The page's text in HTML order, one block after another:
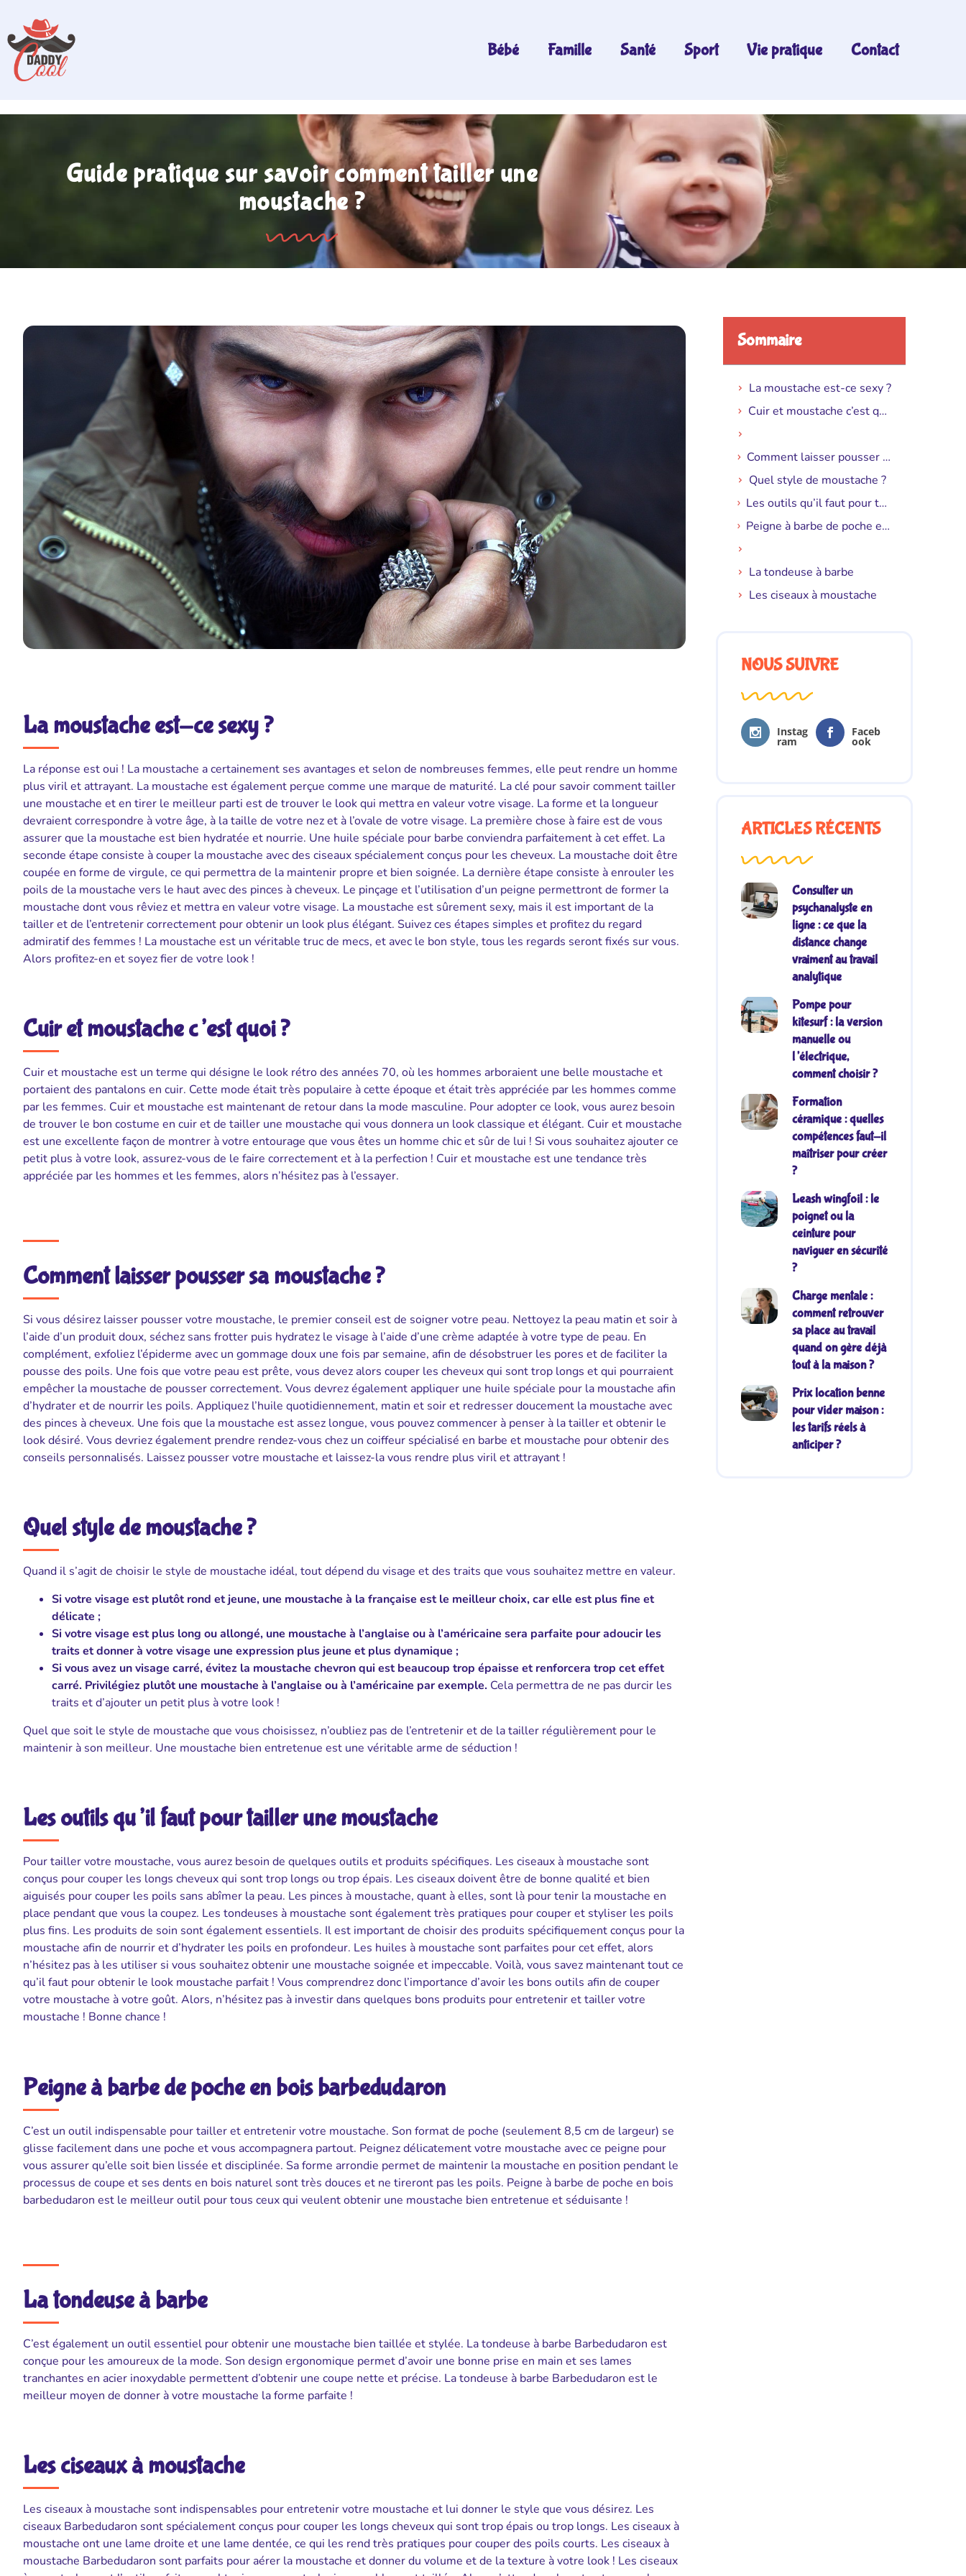
Bébé Famille Santé Sport Vie pratique Contact
Guide pratique sur savoir comment tailler une
moustache ?
La moustache est-ce sexy ?
La réponse est oui ! La moustache a certainement ses avantages et selon de nombreuses femmes, elle peut rendre un homme
plus viril et attrayant. La moustache est également perçue comme une marque de maturité. La clé pour savoir comment tailler
une moustache et en tirer le meilleur parti est de trouver le look qui mettra en valeur votre visage. La forme et la longueur
devraient correspondre à votre âge, à la taille de votre nez et à l’ovale de votre visage. La première chose à faire est de vous
assurer que la moustache est bien hydratée et nourrie. Une huile spéciale pour barbe conviendra parfaitement à cet effet. La
seconde étape consiste à couper la moustache avec des ciseaux spécialement conçus pour les cheveux. La moustache doit être
coupée en forme de virgule, ce qui permettra de la maintenir propre et bien soignée. La dernière étape consiste à enrouler les
poils de la moustache vers le haut avec des pinces à cheveux. Le pinçage et l’utilisation d’un peigne permettront de former la
moustache dont vous rêviez et mettra en valeur votre visage. La moustache est sûrement sexy, mais il est important de la
tailler et de l’entretenir correctement pour obtenir un look plus élégant. Suivez ces étapes simples et profitez du regard
admiratif des femmes ! La moustache est un véritable truc de mecs, et avec le bon style, tous les regards seront fixés sur vous.
Alors profitez-en et soyez fier de votre look !
Cuir et moustache c’est quoi ?
Cuir et moustache est un terme qui désigne le look rétro des années 70, où les hommes arboraient une belle moustache et
portaient des pantalons en cuir. Cette mode était très populaire à cette époque et était très appréciée par les hommes comme
par les femmes. Cuir et moustache est maintenant de retour dans la mode masculine. Pour adopter ce look, vous aurez besoin
de trouver le bon costume en cuir et de tailler une moustache qui vous donnera un look classique et élégant. Cuir et moustache
est une excellente façon de montrer à votre entourage que vous êtes un homme chic et sûr de lui ! Si vous souhaitez ajouter ce
petit plus à votre look, assurez-vous de le faire correctement et à la perfection ! Cuir et moustache est une tendance très
appréciée par les hommes et les femmes, alors n’hésitez pas à l’essayer.
Comment laisser pousser sa moustache ?
Si vous désirez laisser pousser votre moustache, le premier conseil est de soigner votre peau. Nettoyez la peau matin et soir à
l’aide d’un produit doux, séchez sans frotter puis hydratez le visage à l’aide d’une crème adaptée à votre type de peau. En
complément, exfoliez l’épiderme avec un gommage doux une fois par semaine, afin de désobstruer les pores et de faciliter la
pousse des poils. Une fois que votre peau est prête, vous devez alors couper les cheveux qui sont trop longs et qui pourraient
empêcher la moustache de pousser correctement. Vous devrez également appliquer une huile spéciale pour la moustache afin
d’hydrater et de nourrir les poils. Appliquez l’huile quotidiennement, matin et soir et redresser doucement la moustache avec
des pinces à cheveux. Une fois que la moustache est assez longue, vous pouvez commencer à penser à la tailler et obtenir le
look désiré. Vous devriez également prendre rendez-vous chez un coiffeur spécialisé en barbe et moustache pour obtenir des
conseils personnalisés. Laissez pousser votre moustache et laissez-la vous rendre plus viril et attrayant !
Quel style de moustache ?
Quand il s’agit de choisir le style de moustache idéal, tout dépend du visage et des traits que vous souhaitez mettre en valeur.
Si votre visage est plutôt rond et jeune, une moustache à la française est le meilleur choix, car elle est plus fine et
délicate ;
Si votre visage est plus long ou allongé, une moustache à l’anglaise ou à l’américaine sera parfaite pour adoucir les
traits et donner à votre visage une expression plus jeune et plus dynamique ;
Si vous avez un visage carré, évitez la moustache chevron qui est beaucoup trop épaisse et renforcera trop cet effet
carré. Privilégiez plutôt une moustache à l’anglaise ou à l’américaine par exemple. Cela permettra de ne pas durcir les
traits et d’ajouter un petit plus à votre look !
Quel que soit le style de moustache que vous choisissez, n’oubliez pas de l’entretenir et de la tailler régulièrement pour le
maintenir à son meilleur. Une moustache bien entretenue est une véritable arme de séduction !
Les outils qu’il faut pour tailler une moustache
Pour tailler votre moustache, vous aurez besoin de quelques outils et produits spécifiques. Les ciseaux à moustache sont
conçus pour couper les longs cheveux qui sont trop longs ou trop épais. Les ciseaux doivent être de bonne qualité et bien
aiguisés pour couper les poils sans abîmer la peau. Les pinces à moustache, quant à elles, sont là pour tenir la moustache en
place pendant que vous la coupez. Les tondeuses à moustache sont également très pratiques pour couper et styliser les poils
plus fins. Les produits de soin sont également essentiels. Il est important de choisir des produits spécifiquement conçus pour la
moustache afin de nourrir et d’hydrater les poils en profondeur. Les huiles à moustache sont parfaites pour cet effet, alors
n’hésitez pas à les utiliser si vous souhaitez obtenir une moustache soignée et impeccable. Voilà, vous savez maintenant tout ce
qu’il faut pour obtenir le look moustache parfait ! Vous comprendrez donc l’importance d’avoir les bons outils afin de couper
votre moustache à votre goût. Alors, n’hésitez pas à investir dans quelques bons produits pour entretenir et tailler votre
moustache ! Bonne chance !
Peigne à barbe de poche en bois barbedudaron
C’est un outil indispensable pour tailler et entretenir votre moustache. Son format de poche (seulement 8,5 cm de largeur) se
glisse facilement dans une poche et vous accompagnera partout. Peignez délicatement votre moustache avec ce peigne pour
vous assurer qu’elle soit bien lissée et disciplinée. Sa forme arrondie permet de maintenir la moustache en position pendant le
processus de coupe et ses dents en bois naturel sont très douces et ne tireront pas les poils. Peigne à barbe de poche en bois
barbedudaron est le meilleur outil pour tous ceux qui veulent obtenir une moustache bien entretenue et séduisante !
La tondeuse à barbe
C’est également un outil essentiel pour obtenir une moustache bien taillée et stylée. La tondeuse à barbe Barbedudaron est
conçue pour les amoureux de la mode. Son design ergonomique permet d’avoir une bonne prise en main et ses lames
tranchantes en acier inoxydable permettent d’obtenir une coupe nette et précise. La tondeuse à barbe Barbedudaron est le
meilleur moyen de donner à votre moustache la forme parfaite !
Les ciseaux à moustache
Les ciseaux à moustache sont indispensables pour entretenir votre moustache et lui donner le style que vous désirez. Les
ciseaux Barbedudaron sont spécialement conçus pour couper les longs cheveux qui sont trop épais ou trop longs. Les ciseaux à
moustache ont une lame droite et une lame dentée, ce qui les rend très pratiques pour couper des poils courts. Les ciseaux à
moustache Barbedudaron sont parfaits pour aérer la moustache et donner du volume et de la texture à votre look ! Les ciseaux
Sommaire
La moustache est-ce sexy ?
Cuir et moustache c’est quoi ?
Comment laisser pousser sa moustache ?
Quel style de moustache ?
Les outils qu’il faut pour tailler une moustache
Peigne à barbe de poche en bois barbedudaron
La tondeuse à barbe
Les ciseaux à moustache
NOUS SUIVRE
Instag
ram
Faceb
ook
ARTICLES RÉCENTS
Consulter un
psychanalyste en
ligne : ce que la
distance change
vraiment au travail
analytique
Pompe pour
kitesurf : la version
manuelle ou
l’électrique,
comment choisir ?
Formation
céramique : quelles
compétences faut-il
maîtriser pour créer
?
Leash wingfoil : le
poignet ou la
ceinture pour
naviguer en sécurité
?
Charge mentale :
comment retrouver
sa place au travail
quand on gère déjà
tout à la maison ?
Prix location benne
pour vider maison :
les tarifs réels à
anticiper ?